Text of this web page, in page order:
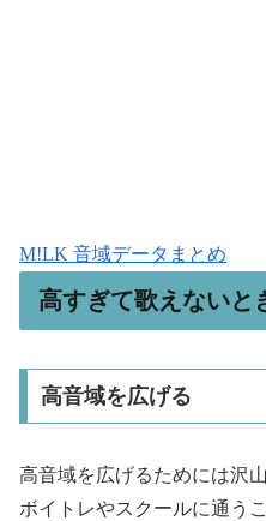
M!LK 音域データまとめ
高すぎて歌えないと
高音域を広げる
高音域を広げるためには沢
ボイトレやスクールに通う